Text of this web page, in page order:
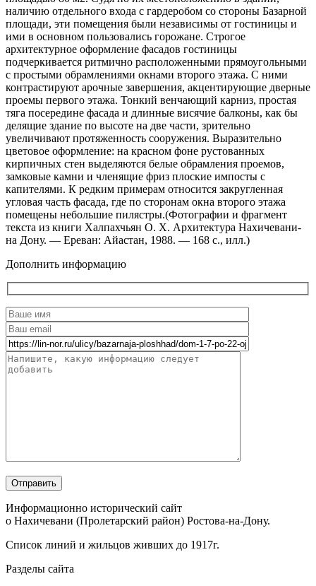
наличию отдельного входа с гардеробом со стороны Базарной
площади, эти помещения были независимы от гостиницы и
ими в основном пользовались горожане. Строгое
архитектурное оформление фасадов гостиницы
подчеркивается ритмично расположенными прямоугольными
с простыми обрамлениями окнами второго этажа. С ними
контрастируют арочные завершения, акцентирующие дверные
проемы первого этажа. Тонкий венчающий карниз, простая
тяга посередине фасада и длинные висячие балконы, как бы
делящие здание по высоте на две части, зрительно
увеличивают протяженность сооружения. Выразительно
цветовое оформление: на красном фоне рустованных
кирпичных стен выделяются белые обрамления проемов,
замковые камни и членящие фриз плоские импосты с
капителями. К редким примерам относится закругленная
угловая часть фасада, где по сторонам окна второго этажа
помещены небольшие пилястры.(Фотографии и фрагмент
текста из книги Халпахчьян О. X. Архитектура Нахичевани-
на Дону. — Ереван: Айастан, 1988. — 168 с., илл.)
Дополнить информацию
Информационно исторический сайт
о Нахичевани (Пролетарский район) Ростова-на-Дону.
Список линий и жильцов живших до 1917г.
Разделы сайта